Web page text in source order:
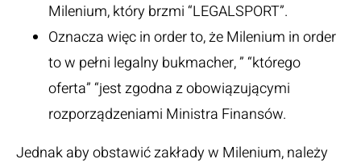
Milenium, który brzmi “LEGALSPORT”.
Oznacza więc in order to, że Milenium in order
to w pełni legalny bukmacher, ” “którego
oferta” “jest zgodna z obowiązującymi
rozporządzeniami Ministra Finansów.
Jednak aby obstawić zakłady w Milenium, należy